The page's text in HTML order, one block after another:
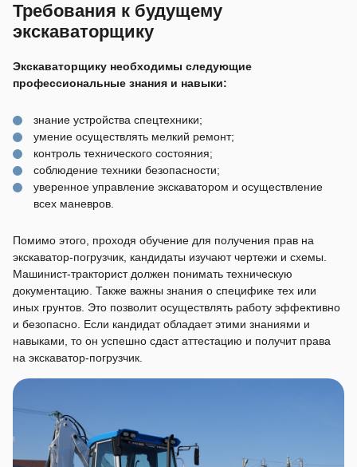
Требования к будущему
экскаваторщику
Экскаваторщику необходимы следующие
профессиональные знания и навыки:
знание устройства спецтехники;
умение осуществлять мелкий ремонт;
контроль технического состояния;
соблюдение техники безопасности;
уверенное управление экскаватором и осуществление
всех маневров.
Помимо этого, проходя обучение для получения прав на
экскаватор-погрузчик, кандидаты изучают чертежи и схемы.
Машинист-тракторист должен понимать техническую
документацию. Также важны знания о специфике тех или
иных грунтов. Это позволит осуществлять работу эффективно
и безопасно. Если кандидат обладает этими знаниями и
навыками, то он успешно сдаст аттестацию и получит права
на экскаватор-погрузчик.